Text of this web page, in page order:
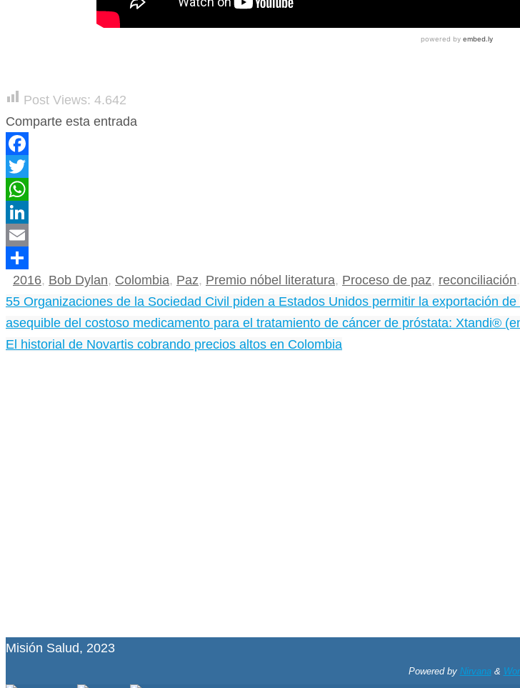
Post Views: 4.642
Comparte esta entrada
Facebook
Twitter
WhatsApp
LinkedIn
Email
Compartir
2016, Bob Dylan, Colombia, Paz, Premio nóbel literatura, Proceso de paz, reconciliación.
55 Organizaciones de la Sociedad Civil piden a Estados Unidos permitir la exportación de
asequible del costoso medicamento para el tratamiento de cáncer de próstata: Xtandi®
El historial de Novartis cobrando precios altos en Colombia
Misión Salud, 2023
Powered by Nirvana&